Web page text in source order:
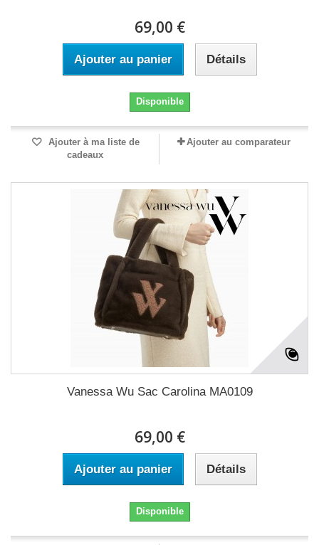
69,00 €
Ajouter au panier Détails
Disponible
Ajouter à ma liste de
cadeaux
Ajouter au comparateur
Vanessa Wu Sac Carolina MA0109
69,00 €
Ajouter au panier Détails
Disponible